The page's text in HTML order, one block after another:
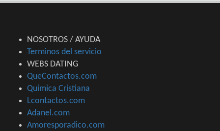
NOSOTROS / AYUDA
Terminos del servicio
WEBS DATING
QueContactos.com
Quimica Cristiana
Lcontactos.com
Adanel.com
Amoresporadico.com